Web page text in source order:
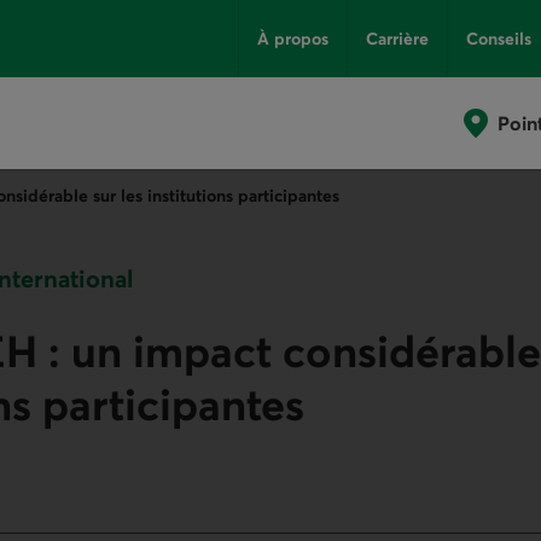
À propos Carrière Conseils
sur les institutions participantes
: un impact
participantes